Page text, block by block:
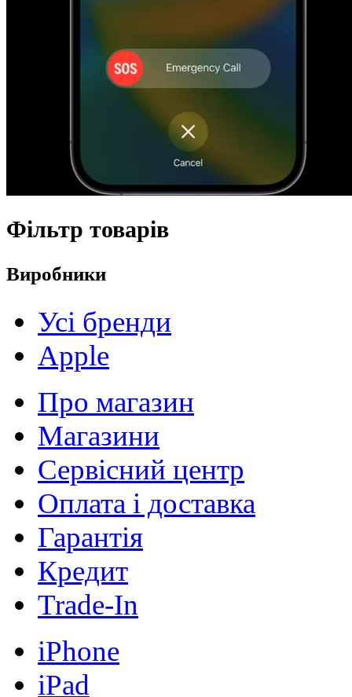
Фільтр товарів
Виробники
Усі бренди
Apple
Про магазин
Магазини
Сервісний центр
Оплата і доставка
Гарантія
Кредит
Trade-In
iPhone
iPad